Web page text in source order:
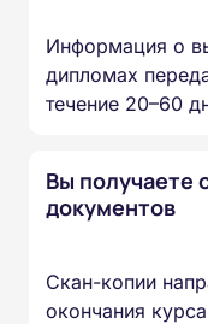
Информация о
дипломах
течение 20–60
Вы получаете
документов
Скан-копии
окончания